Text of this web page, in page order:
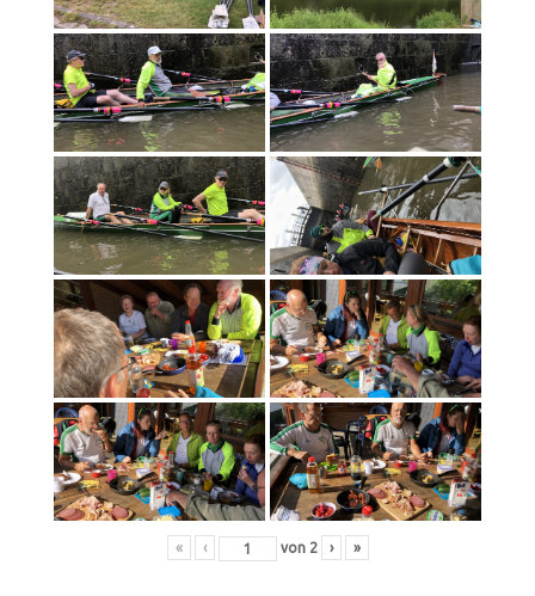
« ‹ von 2 › »